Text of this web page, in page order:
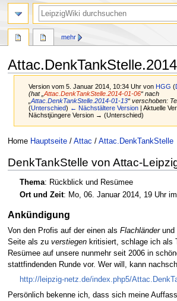
Version vom 5. Januar 2014, 10:34 Uhr vonHGG (
(hat „Attac.DenkTankStelle.2014-01-06“ nach
„Attac.DenkTankStelle.2014-01-13“ verschoben:
(Unterschied) ← Nächstältere Version | Aktuelle
Nächstjüngere Version → (Unterschied)
Zur
springen
Zur
springen
Home Hauptseite/ Attac / Attac.DenkTankStelle
DenkTankStelle von Attac-
Thema: Rückblick und Resümee
Ort und Zeit: Mo, 06. Januar 2014, 19 Uhr
Ankündigung
Von den Profis auf der einen als Flachländerund
Seite als zu verstiegenkritisiert, schlage ich als
Resümee auf unsere nunmehr seit 2006 in
stattfindenden Runde vor. Wer will, kann
http://leipzig-netz.de/index.php5/
Persönlich bekenne ich, dass sich meine
mehr